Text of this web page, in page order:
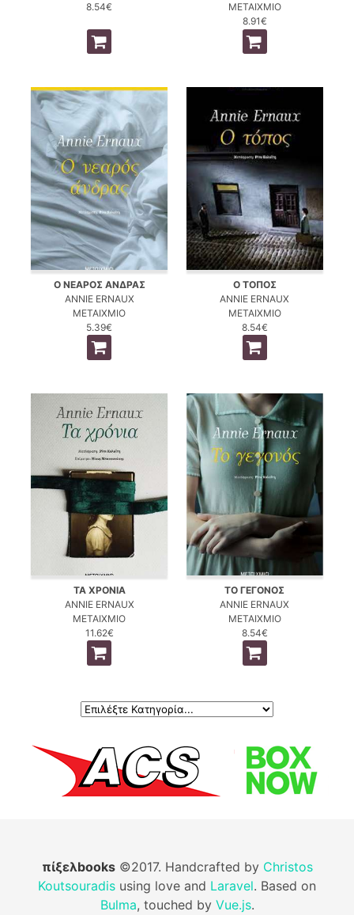
8.54€
ΜΕΤΑΙΧΜΙΟ
8.91€
Ο ΝΕΑΡΟΣ ΑΝΔΡΑΣ
ANNIE ERNAUX
ΜΕΤΑΙΧΜΙΟ
5.39€
Ο ΤΟΠΟΣ
ANNIE ERNAUX
ΜΕΤΑΙΧΜΙΟ
8.54€
ΤΑ ΧΡΟΝΙΑ
ANNIE ERNAUX
ΜΕΤΑΙΧΜΙΟ
11.62€
ΤΟ ΓΕΓΟΝΟΣ
ANNIE ERNAUX
ΜΕΤΑΙΧΜΙΟ
8.54€
πίξελbooks©2017. Handcrafted by Christos
Koutsouradis using love and Laravel. Based on
Bulma, touched by Vue.js.